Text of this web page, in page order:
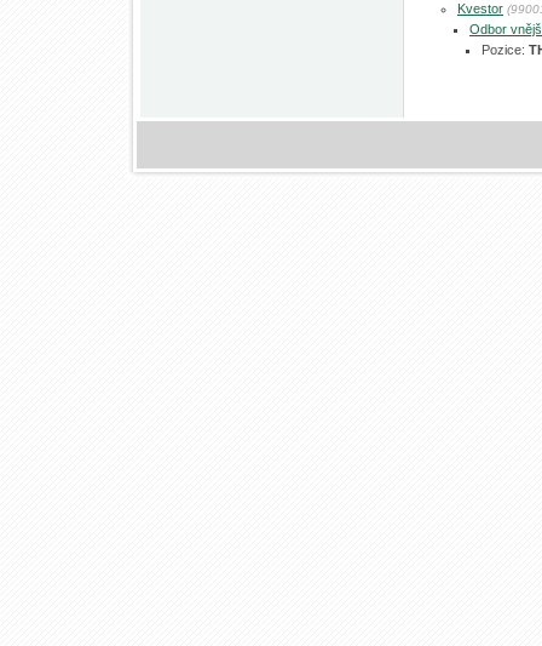
Kvestor
Odbor
Pozice: